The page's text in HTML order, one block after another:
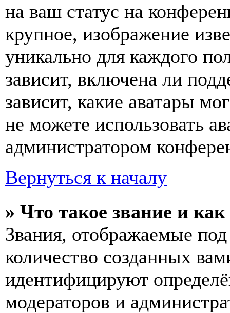
на ваш статус на
крупное, изображение
уникально для каждого
зависит, включена ли
зависит, какие аватары
не можете использовать
администратором
Вернуться к началу
» Что такое звание и
Звания, отображаемые
количество созданных
идентифицируют
модераторов и